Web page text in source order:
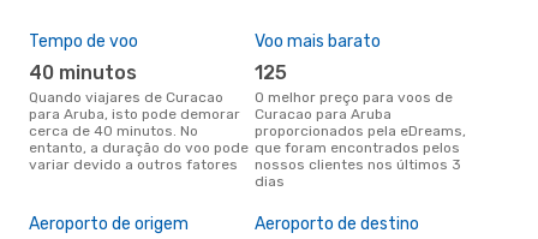
Tempo de voo
40 minutos
Quando viajares de Curacao
para Aruba, isto pode demorar
cerca de 40 minutos. No
entanto, a duração do voo pode
variar devido a outros fatores
Voo mais barato
125
O melhor preço para voos de
Curacao para Aruba
proporcionados pela eDreams,
que foram encontrados pelos
nossos clientes nos últimos 3
dias
Aeroporto de origem Aeroporto de destino